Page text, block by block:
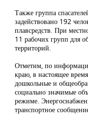
Также группа
задействовано 192
плавсредств. При
11 рабочих групп для
территорий.
Отметим, по
краю, в настоящее
дошкольные и
социально значимые
режиме.
транспортное